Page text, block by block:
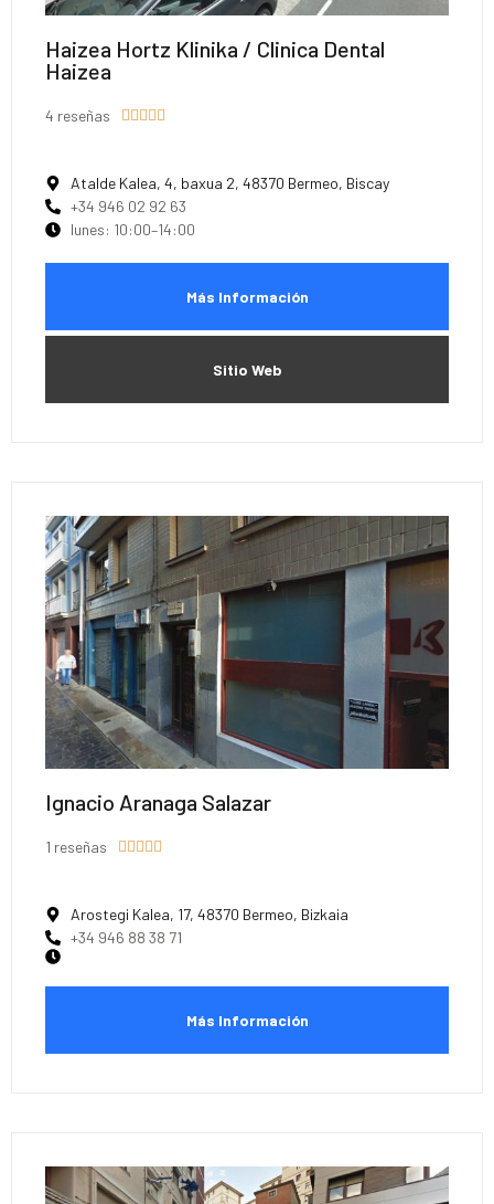
Haizea Hortz Klinika / Clinica Dental
Haizea
4 reseñas     
Atalde Kalea, 4, baxua 2, 48370 Bermeo, Biscay
+34 946 02 92 63
lunes: 10:00–14:00
Más Información
Sitio Web
Ignacio Aranaga Salazar
1 reseñas     
Arostegi Kalea, 17, 48370 Bermeo, Bizkaia
+34 946 88 38 71
Más Información